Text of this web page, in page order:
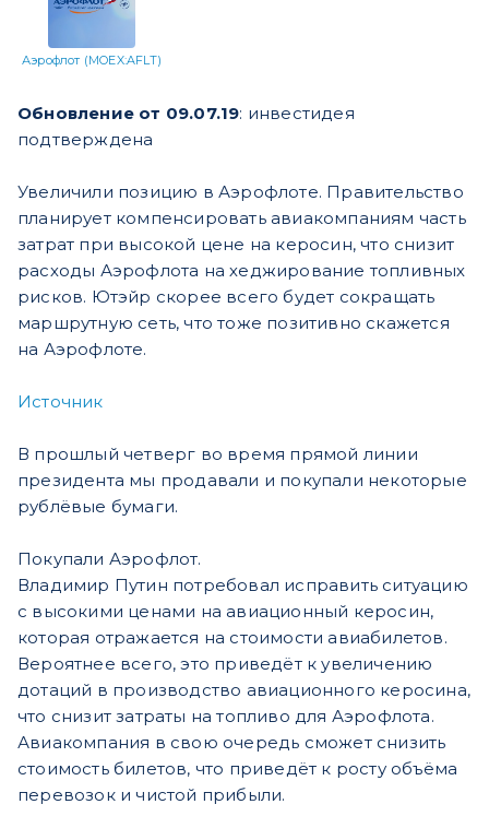
Аэрофлот (MOEX:AFLT)
Обновление от 09.07.19: инвестидея
подтверждена
Увеличили позицию в Аэрофлоте. Правительство
планирует компенсировать авиакомпаниям часть
затрат при высокой цене на керосин, что снизит
расходы Аэрофлота на хеджирование топливных
рисков. Ютэйр скорее всего будет сокращать
маршрутную сеть, что тоже позитивно скажется
на Аэрофлоте.
Источник
В прошлый четверг во время прямой линии
президента мы продавали и покупали некоторые
рублёвые бумаги.
Покупали Аэрофлот.
Владимир Путин потребовал исправить ситуацию
с высокими ценами на авиационный керосин,
которая отражается на стоимости авиабилетов.
Вероятнее всего, это приведёт к увеличению
дотаций в производство авиационного керосина,
что снизит затраты на топливо для Аэрофлота.
Авиакомпания в свою очередь сможет снизить
стоимость билетов, что приведёт к росту объёма
перевозок и чистой прибыли.